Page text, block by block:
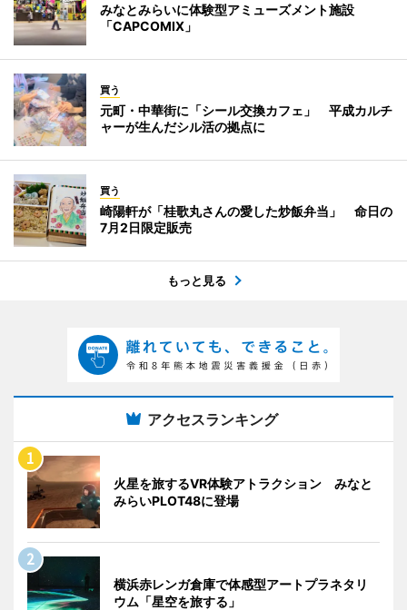
みなとみらいに体験型アミューズメント施設
「CAPCOMIX」
買う
元町・中華街に「シール交換カフェ」 平成カルチ
ャーが生んだシル活の拠点に
買う
崎陽軒が「桂歌丸さんの愛した炒飯弁当」 命日の
7月2日限定販売
もっと見る
アクセスランキング
火星を旅するVR体験アトラクション みなと
みらいPLOT48に登場
横浜赤レンガ倉庫で体感型アートプラネタリ
ウム「星空を旅する」